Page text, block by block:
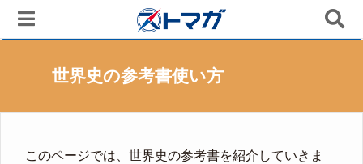
世界史の参考書使い方
このページでは、世界史の参考書を紹介していきま